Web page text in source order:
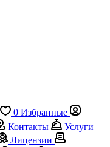
0 Избранные
Контакты
Услуги
Лицензии